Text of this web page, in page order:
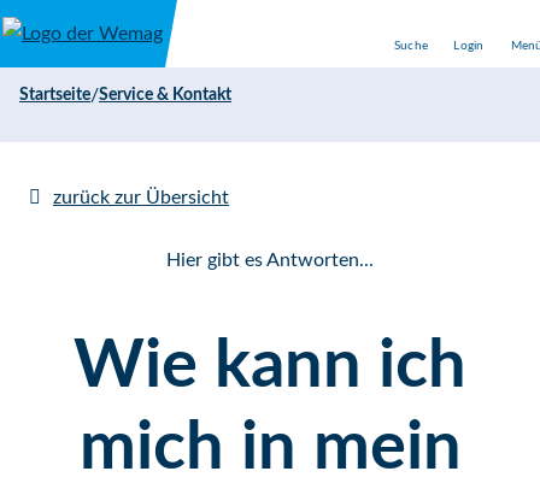
Direkt zum Inhalt
Suche Login
Startseite/Service & Kontakt
zurück zur Übersicht
Hier gibt es Antworten...
Wie kann ich
mich in mein